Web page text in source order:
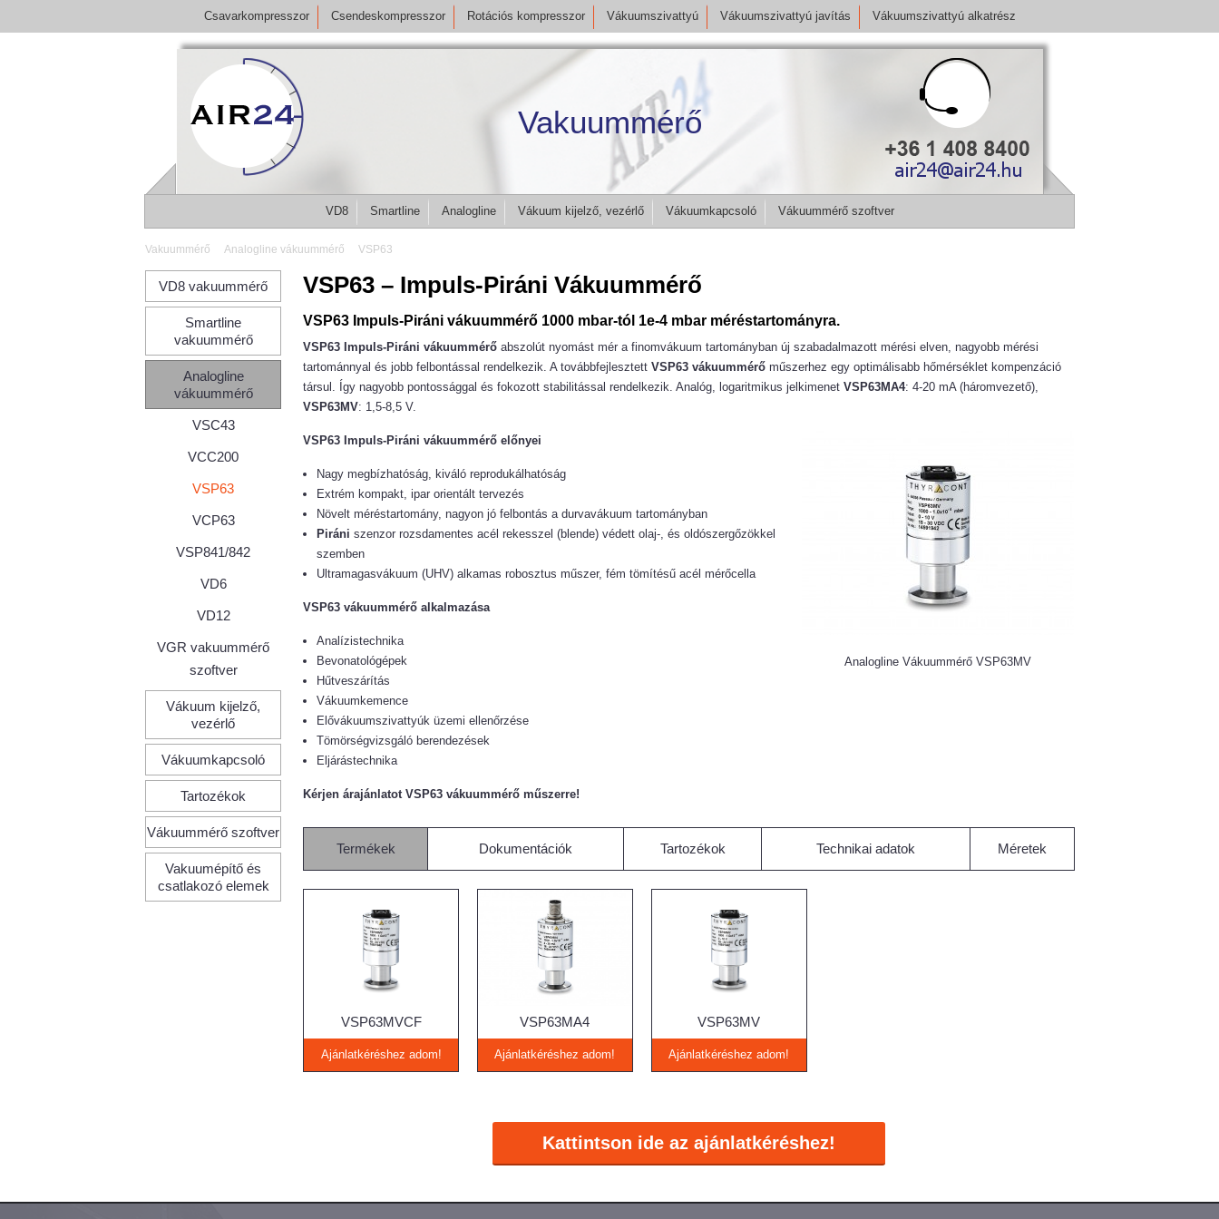
Csavarkompresszor Csendeskompresszor Rotációs kompresszor Vákuumszivattyú Vákuumszivattyú javítás Vákuumszivattyú alkatrész
Vakuummérő
VD8 Smartline Analogline Vákuum kijelző, vezérlő Vákuumkapcsoló Vákuummérő szoftver
Vakuummérő Analogline vákuummérő VSP63
VSP63 – Impuls-Piráni Vákuummérő
VSP63 Impuls-Piráni vákuummérő 1000 mbar-tól 1e-4 mbar méréstartományra.
VSP63 Impuls-Piráni vákuummérő abszolút nyomást mér a finomvákuum tartományban új szabadalmazott mérési elven, nagyobb mérési
tartománnyal és jobb felbontással rendelkezik. A továbbfejlesztett VSP63 vákuummérő műszerhez egy optimálisabb hőmérséklet kompenzáció
társul. Így nagyobb pontossággal és fokozott stabilitással rendelkezik. Analóg, logaritmikus jelkimenet VSP63MA4: 4-20 mA (háromvezető),
VSP63MV: 1,5-8,5 V.
Analogline Vákuummérő VSP63MV
VSP63 Impuls-Piráni vákuummérő előnyei
Nagy megbízhatóság, kiváló reprodukálhatóság
Extrém kompakt, ipar orientált tervezés
Növelt méréstartomány, nagyon jó felbontás a durvavákuum tartományban
Piráni szenzor rozsdamentes acél rekesszel (blende) védett olaj-, és oldószergőzökkel
szemben
Ultramagasvákuum (UHV) alkamas robosztus műszer, fém tömítésű acél mérőcella
VSP63 vákuummérő alkalmazása
Analízistechnika
Bevonatológépek
Hűtveszárítás
Vákuumkemence
Elővákuumszivattyúk üzemi ellenőrzése
Tömörségvizsgáló berendezések
Eljárástechnika
Kérjen árajánlatot VSP63 vákuummérő műszerre!
Termékek Dokumentációk Tartozékok Technikai adatok Méretek
VSP63MVCF
Ajánlatkéréshez adom!
VSP63MA4
Ajánlatkéréshez adom!
VSP63MV
Ajánlatkéréshez adom!
VD8 vakuummérő
Smartline
vakuummérő
Analogline
vákuummérő
VSC43
VCC200
VSP63
VCP63
VSP841/842
VD6
VD12
VGR vakuummérő
szoftver
Vákuum kijelző,
vezérlő
Vákuumkapcsoló
Tartozékok
Vákuummérő szoftver
Vakuumépítő és
csatlakozó elemek
Kattintson ide az ajánlatkéréshez!